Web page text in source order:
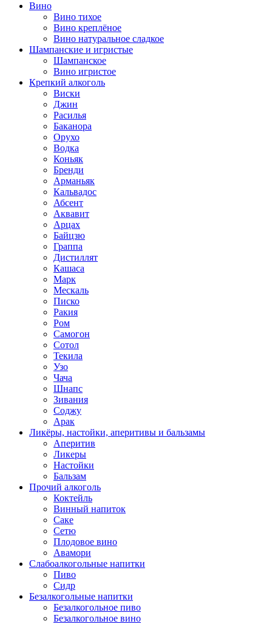
Вино
Вино тихое
Вино креплёное
Вино натуральное сладкое
Шампанские и игристые
Шампанское
Вино игристое
Крепкий алкоголь
Виски
Джин
Расилья
Баканора
Орухо
Водка
Коньяк
Бренди
Арманьяк
Кальвадос
Абсент
Аквавит
Арцах
Байцзю
Граппа
Дистиллят
Кашаса
Марк
Мескаль
Писко
Ракия
Ром
Самогон
Сотол
Текила
Узо
Чача
Шнапс
Зивания
Соджу
Арак
Ликёры, настойки, аперитивы и бальзамы
Аперитив
Ликеры
Настойки
Бальзам
Прочий алкоголь
Коктейль
Винный напиток
Саке
Сетю
Плодовое вино
Авамори
Слабоалкогольные напитки
Пиво
Сидр
Безалкогольные напитки
Безалкогольное пиво
Безалкогольное вино